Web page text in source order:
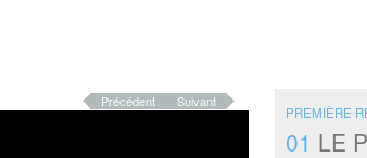
Précédent Suivant
PREMIÈRE
01 LE